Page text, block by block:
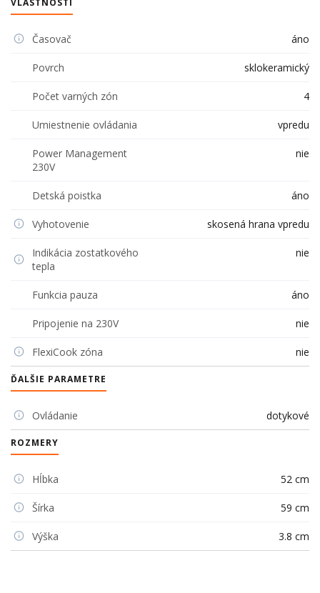
Časovač áno
Povrch sklokeramický
Počet varných zón 4
Umiestnenie ovládania vpredu
Power Management
230V
nie
Detská poistka áno
Vyhotovenie skosená hrana vpredu
Indikácia zostatkového
tepla
nie
Funkcia pauza áno
Pripojenie na 230V nie
FlexiCook zóna nie
ĎALŠIE PARAMETRE
Ovládanie dotykové
ROZMERY
Hĺbka 52 cm
Šírka 59 cm
Výška 3.8 cm